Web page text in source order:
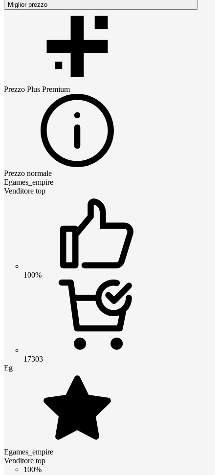
Miglior prezzo
Prezzo Plus Premium
Prezzo normale
Egames_empire
Venditore top
100%
17303
Eg
Egames_empire
Venditore top
100%